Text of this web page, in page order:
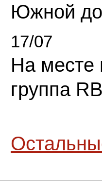
Южной
17/07
На месте
группа